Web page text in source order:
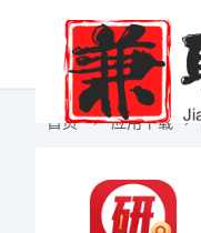
首页 应用下载